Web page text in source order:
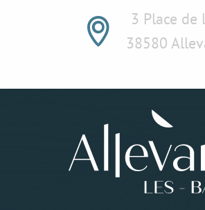
3 Place de
38580